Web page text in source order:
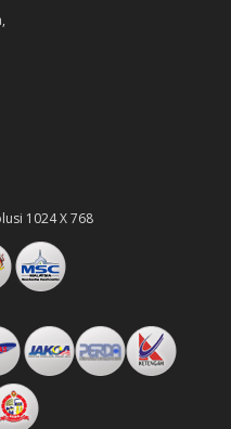
1024 X 768